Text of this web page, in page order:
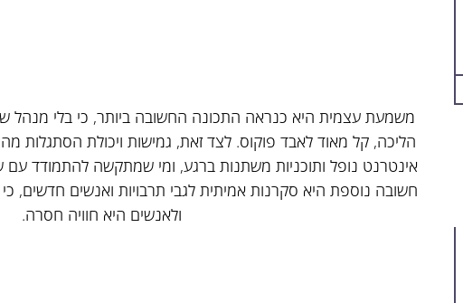
הליכה, קל מאוד לאבד פוקוס. לצד זאת, גמישות ויכולת הסתגלות
אינטרנט נופל ותוכניות משתנות ברגע, ומי שמתקשה להתמודד עם
חשובה נוספת היא סקרנות אמיתית לגבי תרבויות ואנשים חדשים, כי
ולאנשים היא חוויה חסרה.